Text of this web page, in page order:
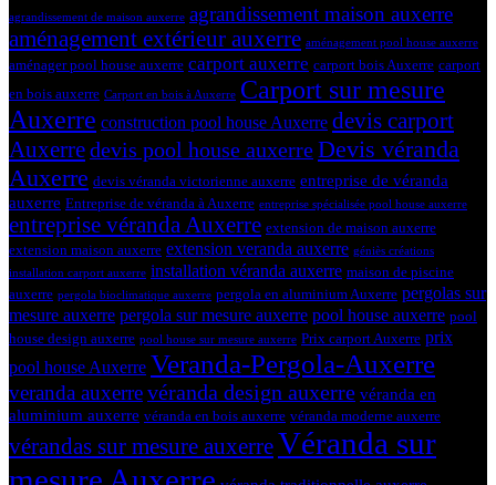
agrandissement de maison auxerre agrandissement maison auxerre
aménagement extérieur auxerre aménagement pool house auxerre
aménager pool house auxerre carport auxerre carport bois Auxerre carport
en bois auxerre Carport en bois à Auxerre Carport sur mesure
Auxerre construction pool house Auxerre devis carport
Auxerredevis pool house auxerreDevis véranda
Auxerre devis véranda victorienne auxerre entreprise de véranda
auxerre Entreprise de véranda à Auxerre entreprise spécialisée pool house auxerre
entreprise véranda Auxerre extension de maison auxerre
extension maison auxerre extension veranda auxerre géniès créations
installation carport auxerre installation véranda auxerre maison de piscine
auxerre pergola bioclimatique auxerre pergola en aluminium Auxerre pergolas sur
mesure auxerre pergola sur mesure auxerre pool house auxerre pool
house design auxerre pool house sur mesure auxerre Prix carport Auxerre prix
pool house Auxerre Veranda-Pergola-Auxerre
veranda auxerrevéranda design auxerre véranda en
aluminium auxerre véranda en bois auxerre véranda moderne auxerre
vérandas sur mesure auxerreVéranda sur